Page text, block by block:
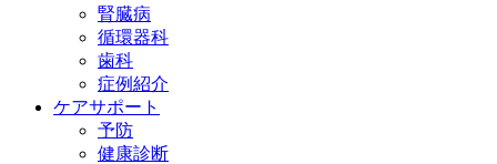
腎臓病
循環器科
歯科
症例紹介
ケアサポート
予防
健康診断